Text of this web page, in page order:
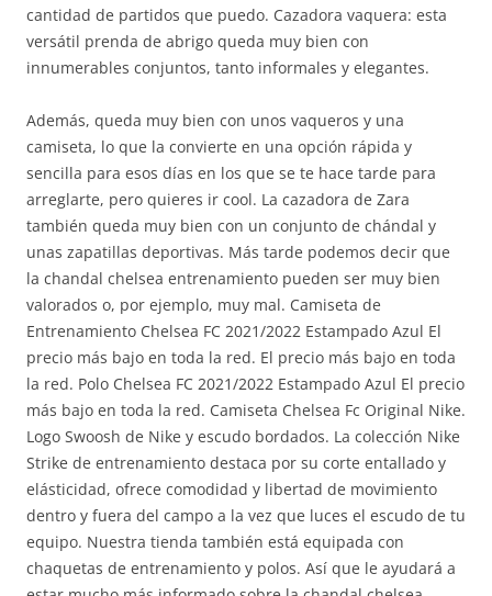
cantidad de partidos que puedo. Cazadora vaquera: esta
versátil prenda de abrigo queda muy bien con
innumerables conjuntos, tanto informales y elegantes.
Además, queda muy bien con unos vaqueros y una
camiseta, lo que la convierte en una opción rápida y
sencilla para esos días en los que se te hace tarde para
arreglarte, pero quieres ir cool. La cazadora de Zara
también queda muy bien con un conjunto de chándal y
unas zapatillas deportivas. Más tarde podemos decir que
la chandal chelsea entrenamiento pueden ser muy bien
valorados o, por ejemplo, muy mal. Camiseta de
Entrenamiento Chelsea FC 2021/2022 Estampado Azul El
precio más bajo en toda la red. El precio más bajo en toda
la red. Polo Chelsea FC 2021/2022 Estampado Azul El precio
más bajo en toda la red. Camiseta Chelsea Fc Original Nike.
Logo Swoosh de Nike y escudo bordados. La colección Nike
Strike de entrenamiento destaca por su corte entallado y
elásticidad, ofrece comodidad y libertad de movimiento
dentro y fuera del campo a la vez que luces el escudo de tu
equipo. Nuestra tienda también está equipada con
chaquetas de entrenamiento y polos. Así que le ayudará a